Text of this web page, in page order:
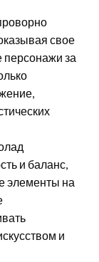
свое
за
и баланс,
элементы на
и